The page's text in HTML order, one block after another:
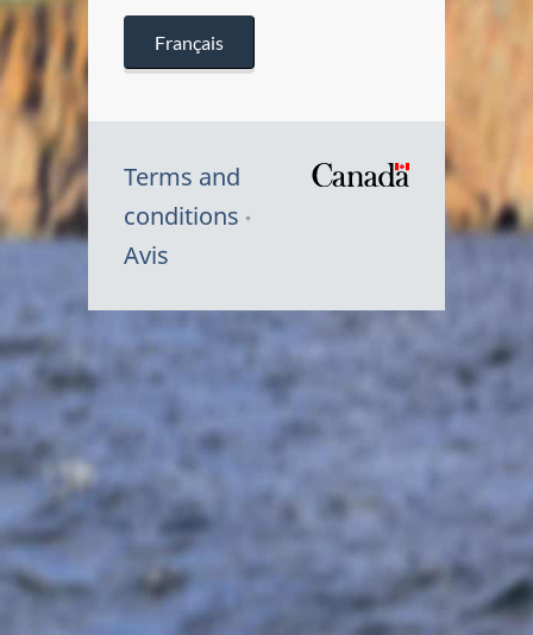
Français
Terms and
conditions
Avis
Symbole
Canada